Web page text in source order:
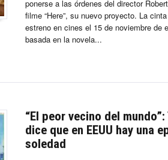
ponerse a las órdenes del director
filme “Here”, su nuevo proyecto. La
estreno en cines el 15 de noviembre de
basada en la novela...
“El peor vecino del mundo”:
dice que en EEUU hay una
soledad